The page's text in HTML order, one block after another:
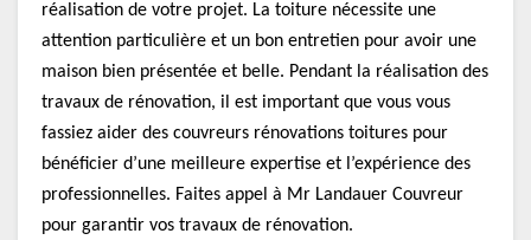
réalisation de votre projet. La toiture nécessite une
attention particulière et un bon entretien pour avoir une
maison bien présentée et belle. Pendant la réalisation des
travaux de rénovation, il est important que vous vous
fassiez aider des couvreurs rénovations toitures pour
bénéficier d’une meilleure expertise et l’expérience des
professionnelles. Faites appel à Mr Landauer Couvreur
pour garantir vos travaux de rénovation.